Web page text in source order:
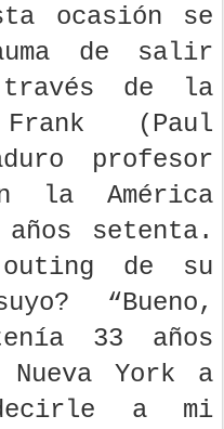
ocasión se
de salir
de la
(Paul
profesor
la América
setenta.
de su
“Bueno,
33 años
York a
a mi